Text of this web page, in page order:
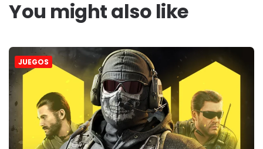
You might also like
JUEGOS